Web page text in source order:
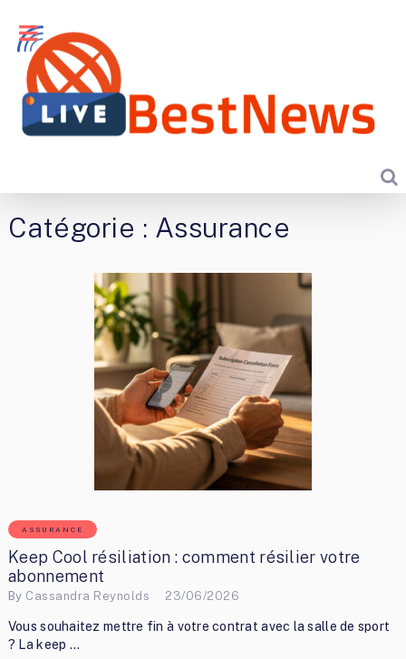
Catégorie : Assurance
ASSURANCE
Keep Cool résiliation : comment résilier votre
abonnement
By Cassandra Reynolds 23/06/2026
Vous souhaitez mettre fin à votre contrat avec la salle de sport
? La keep …